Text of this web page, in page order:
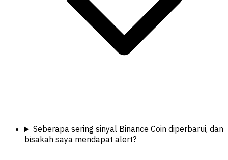
Seberapa sering sinyal Binance Coin diperbarui, dan
bisakah saya mendapat alert?